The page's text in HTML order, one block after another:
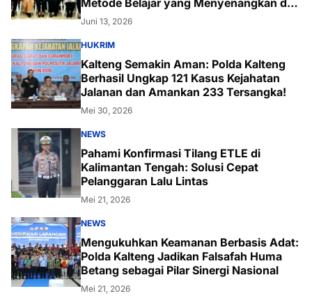
Inovatif
Juni 13, 2026
HUKRIM
Kalteng Semakin Aman: Polda Kalteng
Berhasil Ungkap 121 Kasus Kejahatan
Jalanan dan Amankan 233 Tersangka!
Mei 30, 2026
NEWS
Pahami Konfirmasi Tilang ETLE di
Kalimantan Tengah: Solusi Cepat
Pelanggaran Lalu Lintas
Mei 21, 2026
NEWS
Mengukuhkan Keamanan Berbasis Adat:
Polda Kalteng Jadikan Falsafah Huma
Betang sebagai Pilar Sinergi Nasional
Mei 21, 2026